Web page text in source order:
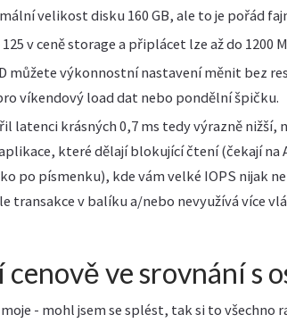
velikost disku 160 GB, ale to je pořád
v ceně storage a připlácet lze až do 1200
můžete výkonnostní nastavení měnit bez
víkendový load dat nebo pondělní špičku.
latenci krásných 0,7 ms tedy výrazně nižší,
které dělají blokující čtení (čekají na
po písmenku), kde vám velké IOPS nijak
transakce v balíku a/nebo nevyužívá více
cenově ve srovnání s
- mohl jsem se splést, tak si to všechno